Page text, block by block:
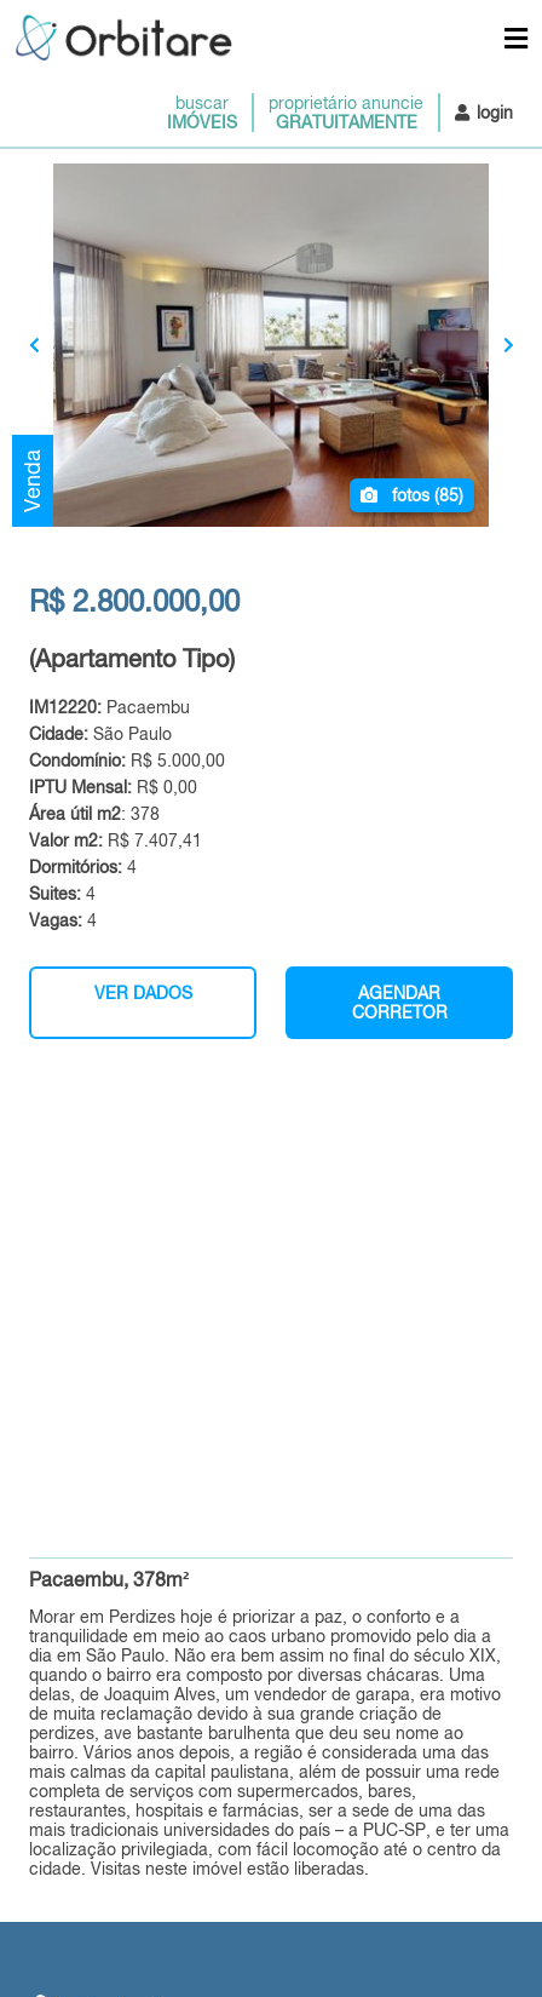
buscar
IMÓVEIS
proprietário anuncie
GRATUITAMENTE
login
Venda fotos (85)
R$ 2.800.000,00
(Apartamento Tipo)
IM12220: Pacaembu
Cidade: São Paulo
Condomínio: R$ 5.000,00
IPTU Mensal: R$ 0,00
Área útil m2: 378
Valor m2: R$ 7.407,41
Dormitórios: 4
Suites: 4
Vagas: 4
VER DADOS
AGENDAR
CORRETOR
Pacaembu, 378m²
Morar em Perdizes hoje é priorizar a paz, o conforto e a
tranquilidade em meio ao caos urbano promovido pelo dia a
dia em São Paulo. Não era bem assim no final do século XIX,
quando o bairro era composto por diversas chácaras. Uma
delas, de Joaquim Alves, um vendedor de garapa, era motivo
de muita reclamação devido à sua grande criação de
perdizes, ave bastante barulhenta que deu seu nome ao
bairro. Vários anos depois, a região é considerada uma das
mais calmas da capital paulistana, além de possuir uma rede
completa de serviços com supermercados, bares,
restaurantes, hospitais e farmácias, ser a sede de uma das
mais tradicionais universidades do país – a PUC-SP, e ter uma
localização privilegiada, com fácil locomoção até o centro da
cidade. Visitas neste imóvel estão liberadas.